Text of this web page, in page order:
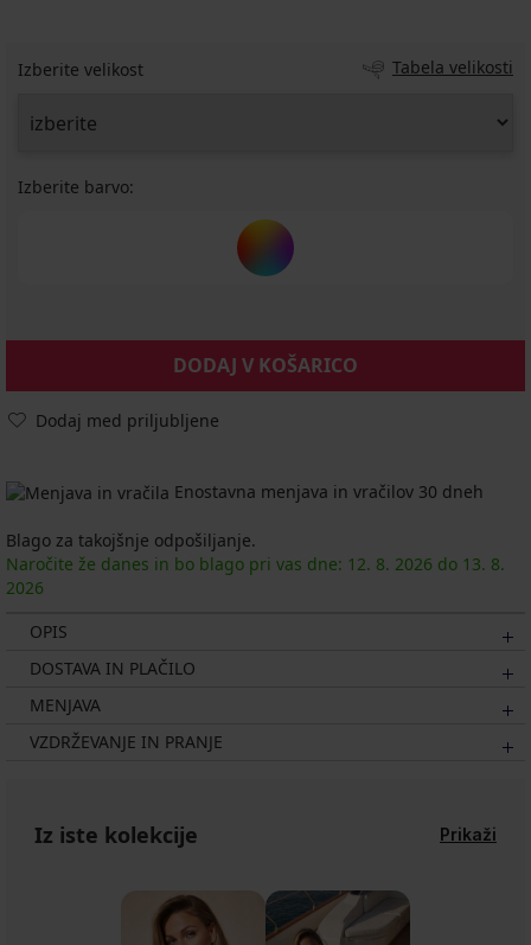
Izberite velikost Tabela velikosti
Izberite barvo:
DODAJ V KOŠARICO
Dodaj med priljubljene
Enostavna menjava in vračilov 30 dneh
Blago za takojšnje odpošiljanje.
Naročite že danes in bo blago pri vas dne: 12. 8. 2026 do 13. 8.
2026
OPIS
DOSTAVA IN PLAČILO
MENJAVA
VZDRŽEVANJE IN PRANJE
Iz iste kolekcije Prikaži